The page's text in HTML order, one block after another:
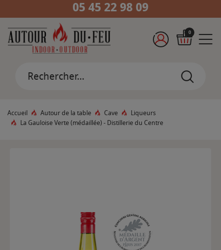
05 45 22 98 09
0
Accueil Autour de la table Cave
Liqueurs
La Gauloise Verte (médaillée) - Distillerie du Centre